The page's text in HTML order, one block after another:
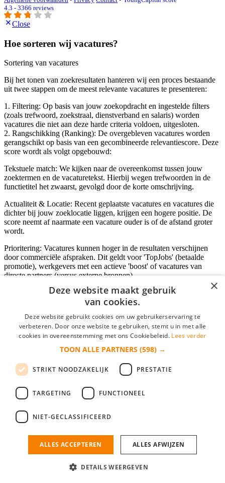
4.3 - 3366 reviews
Close
Hoe sorteren wij vacatures?
Sortering van vacatures
Bij het tonen van zoekresultaten hanteren wij een proces bestaande
uit twee stappen om de meest relevante vacatures te presenteren:
1. Filtering: Op basis van jouw zoekopdracht en ingestelde filters
(zoals trefwoord, zoekstraal, dienstverband en salaris) worden
vacatures die niet aan deze harde criteria voldoen, uitgesloten.
2. Rangschikking (Ranking): De overgebleven vacatures worden
gerangschikt op basis van een gecombineerde relevantiescore. Deze
score wordt als volgt opgebouwd:
Tekstuele match: We kijken naar de overeenkomst tussen jouw
zoektermen en de vacaturetekst. Hierbij wegen trefwoorden in de
functietitel het zwaarst, gevolgd door de korte omschrijving.
Actualiteit & Locatie: Recent geplaatste vacatures en vacatures die
dichter bij jouw zoeklocatie liggen, krijgen een hogere positie. De
score neemt af naarmate een vacature ouder is of de afstand groter
wordt.
Prioritering: Vacatures kunnen hoger in de resultaten verschijnen
door commerciële afspraken. Dit geldt voor 'TopJobs' (betaalde
promotie), werkgevers met een actieve 'boost' of vacatures van
directe partners (versus externe bronnen).
Inloggen als bedrijf
*
login gegevens onthouden
login
Bedrijf aanmelden
nieuwe collega/werknemer zo gevonden!
×
Deze website maakt gebruik
van cookies.
Deze website gebruikt cookies om uw gebruikerservaring te
verbeteren. Door onze website te gebruiken, stemt u in met alle
cookies in overeenstemming met ons Cookiebeleid. Lees verder
TOON ALLE PARTNERS (598) →
STRIKT NOODZAKELIJK PRESTATIE
TARGETING FUNCTIONEEL
NIET-GECLASSIFICEERD
ALLES ACCEPTEREN ALLES AFWIJZEN
DETAILS WEERGEVEN